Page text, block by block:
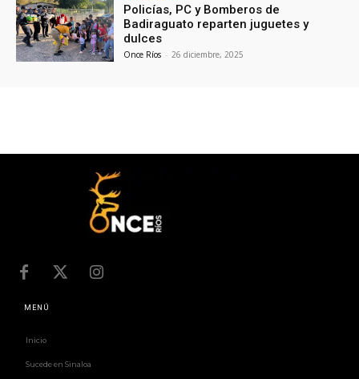
Policías, PC y Bomberos de
Badiraguato reparten juguetes y
dulces
Once Ríos - 26 diciembre, 2025
MENÚ
Inicio
Sucede en Sinaloa